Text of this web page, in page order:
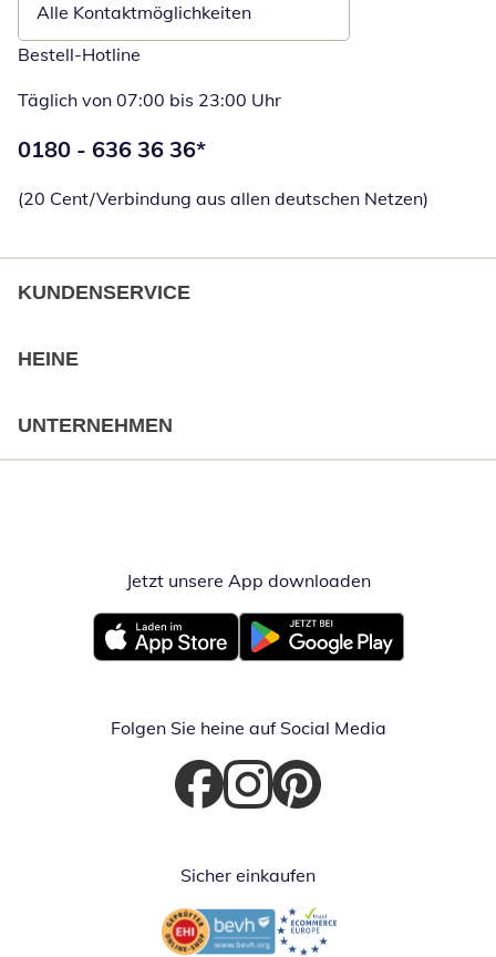
Alle Kontaktmöglichkeiten
Bestell-Hotline
Täglich von 07:00 bis 23:00 Uhr
Telefonnummer:
0180 - 636 36 36*
(20 Cent/Verbindung aus allen deutschen Netzen)
KUNDENSERVICE
HEINE
UNTERNEHMEN
Jetzt unsere App downloadenÖffnet in
Öffnet in neuem FensterÖffnet in neuem Fenster
Folgen Sie heine auf Social Media
Öffnet in neuem Fenster
Öffnet in neuem Fenster
Öffnet in neuem Fenster
Sicher einkaufen